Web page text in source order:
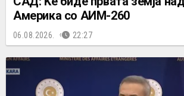
Америка со АИМ-260
06.08.2026. 22:27